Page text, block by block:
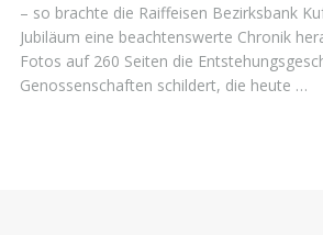
– so brachte die Raiffeisen Bezirksbank
Jubiläum eine beachtenswerte Chronik
Fotos auf 260 Seiten die
Genossenschaften schildert, die heute …